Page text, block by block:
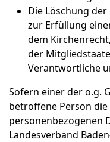
Die Löschung
zur Erfüllung
dem
der
Verantwortliche
Sofern einer der o.g.
betroffene Person
personenbezogenen
Landesverband